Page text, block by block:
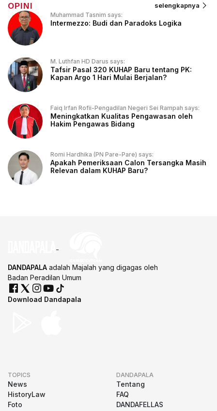
OPINI selengkapnya
Muhammad Tasnim says:
Intermezzo: Budi dan Paradoks Logika
M. Luthfan HD Darus says:
Tafsir Pasal 320 KUHAP Baru tentang PK:
Kapan Argo 1 Hari Mulai Berjalan?
Faiq Irfan Rofii-Pengadilan Negeri Sei Rampah says:
Meningkatkan Kualitas Pengawasan oleh
Hakim Pengawas Bidang
Romi Hardhika (PN Pare-Pare) says:
Apakah Pemeriksaan Calon Tersangka Masih
Relevan dalam KUHAP Baru?
DANDAPALA adalah Majalah yang digagas oleh
Badan Peradilan Umum
Download Dandapala
TOPICS
News
HistoryLaw
Foto
DANDAPALA
Tentang
FAQ
DANDAFELLAS